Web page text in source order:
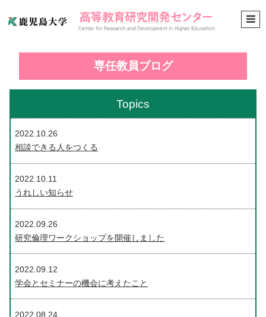
専任教員ブログ
Topics
2022.10.26
相談できる人をつくる
2022.10.11
うれしい知らせ
2022.09.26
研究倫理ワークショップを開催しました
2022.09.12
学会とセミナーの機会に考えたこと
2022.08.24